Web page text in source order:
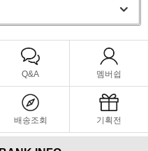
Q&A 멤버쉽
배송조회 기획전